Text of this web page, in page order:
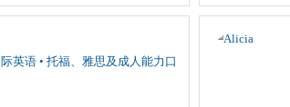
英语 • 托福、雅思及成人能力口